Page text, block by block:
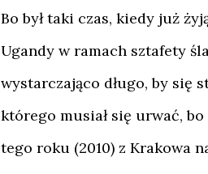
Bo był taki czas, kiedy już
Ugandy w ramach sztafety
wystarczająco długo, by się
którego musiał się urwać,
tego roku (2010) z Krakowa